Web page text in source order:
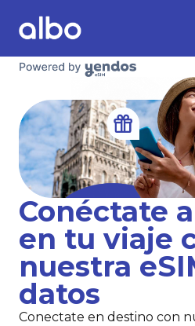
Conéctate
en tu viaje
nuestra
datos
Conectate en destino con